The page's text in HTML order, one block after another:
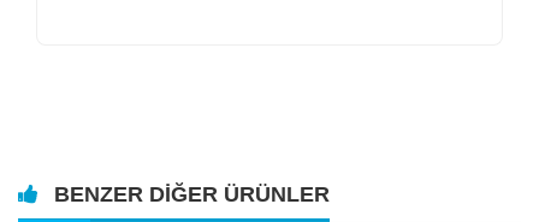
BENZER DIĞER ÜRÜNLER